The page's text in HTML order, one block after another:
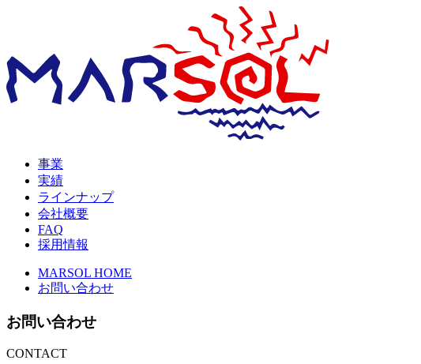
事業
実績
ラインナップ
会社概要
FAQ
採用情報
MARSOL HOME
お問い合わせ
お問い合わせ
CONTACT